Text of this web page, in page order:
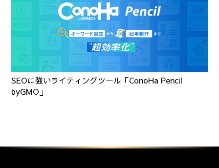
SEOに強いライティングツール「ConoHa Pencil
byGMO」